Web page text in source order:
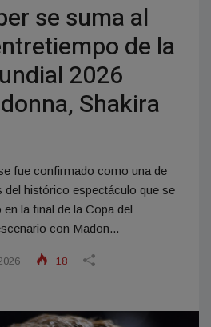
se suma al
de la
2026
Shakira
fue confirmado como una de
del histórico espectáculo que se
la final de la Copa del
con Madon...
18